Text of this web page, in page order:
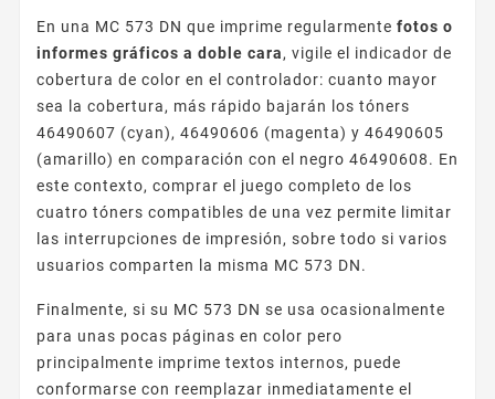
En una MC 573 DN que imprime regularmente fotos o
informes gráficos a doble cara, vigile el indicador de
cobertura de color en el controlador: cuanto mayor
sea la cobertura, más rápido bajarán los tóners
46490607 (cyan), 46490606 (magenta) y 46490605
(amarillo) en comparación con el negro 46490608. En
este contexto, comprar el juego completo de los
cuatro tóners compatibles de una vez permite limitar
las interrupciones de impresión, sobre todo si varios
usuarios comparten la misma MC 573 DN.
Finalmente, si su MC 573 DN se usa ocasionalmente
para unas pocas páginas en color pero
principalmente imprime textos internos, puede
conformarse con reemplazar inmediatamente el